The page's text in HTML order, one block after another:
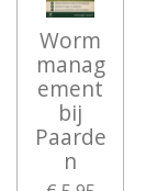
Worm
manag
ement
bij
Paarde
n